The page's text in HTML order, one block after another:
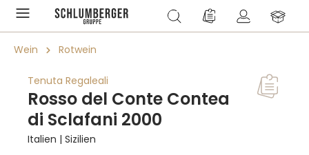
springen Du hast 0 Produkte
Wein Rotwein
Tenuta Regaleali
Rosso del Conte Contea
di Sclafani 2000
Italien | Sizilien